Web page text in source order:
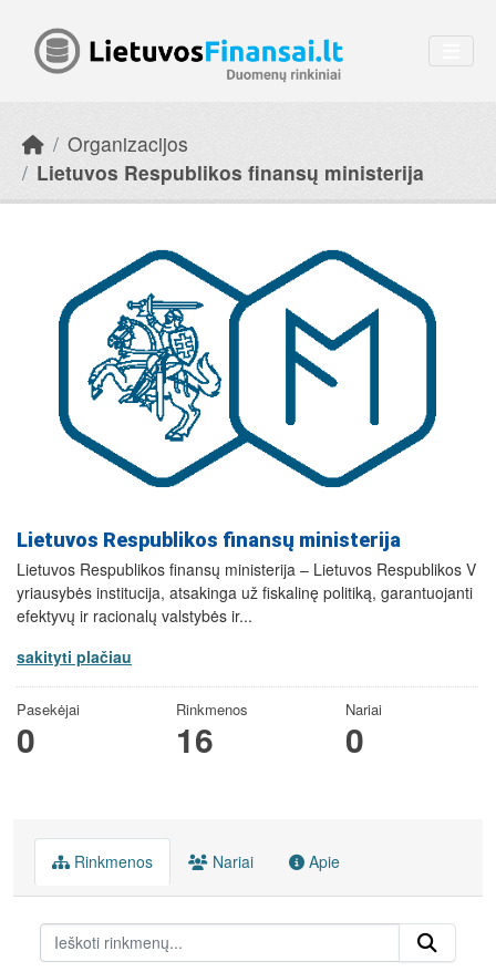
Organizacijos
Lietuvos Respublikos finansų ministerija
Lietuvos Respublikos finansų ministerija
Lietuvos Respublikos finansų ministerija – Lietuvos Respublikos V
yriausybės institucija, atsakinga už fiskalinę politiką, garantuojanti
efektyvų ir racionalų valstybės ir...
sakityti plačiau
Pasekėjai
0
Rinkmenos
16
Nariai
0
Rinkmenos Nariai Apie